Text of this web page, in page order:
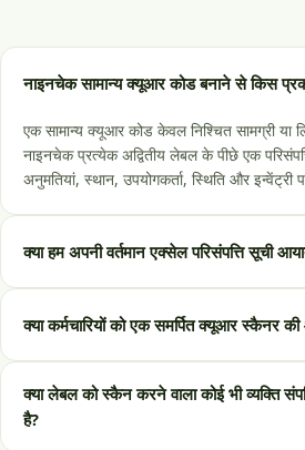
नाइनचेक सामान्य क्यूआर कोड बनाने से किस
एक सामान्य क्यूआर कोड केवल निश्चित सामग्री या
नाइनचेक प्रत्येक अद्वितीय लेबल के पीछे एक परिसंपत्ति
अनुमतियां, स्थान, उपयोगकर्ता, स्थिति और इन्वेंट्री
क्या हम अपनी वर्तमान एक्सेल परिसंपत्ति सूची
क्या कर्मचारियों को एक समर्पित क्यूआर स्कैनर
क्या लेबल को स्कैन करने वाला कोई भी व्यक्ति
है?